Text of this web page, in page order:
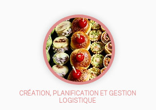
CRÉATION, PLANIFICATION ET GESTION
LOGISTIQUE